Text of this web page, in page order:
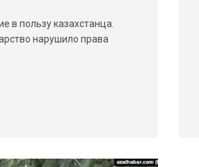
в пользу казахстанца.
нарушило права